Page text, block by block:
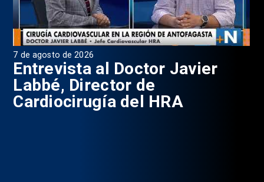
7 de agosto de 2026
Entrevista al Doctor Javier
Labbé, Director de
Cardiocirugía del HRA